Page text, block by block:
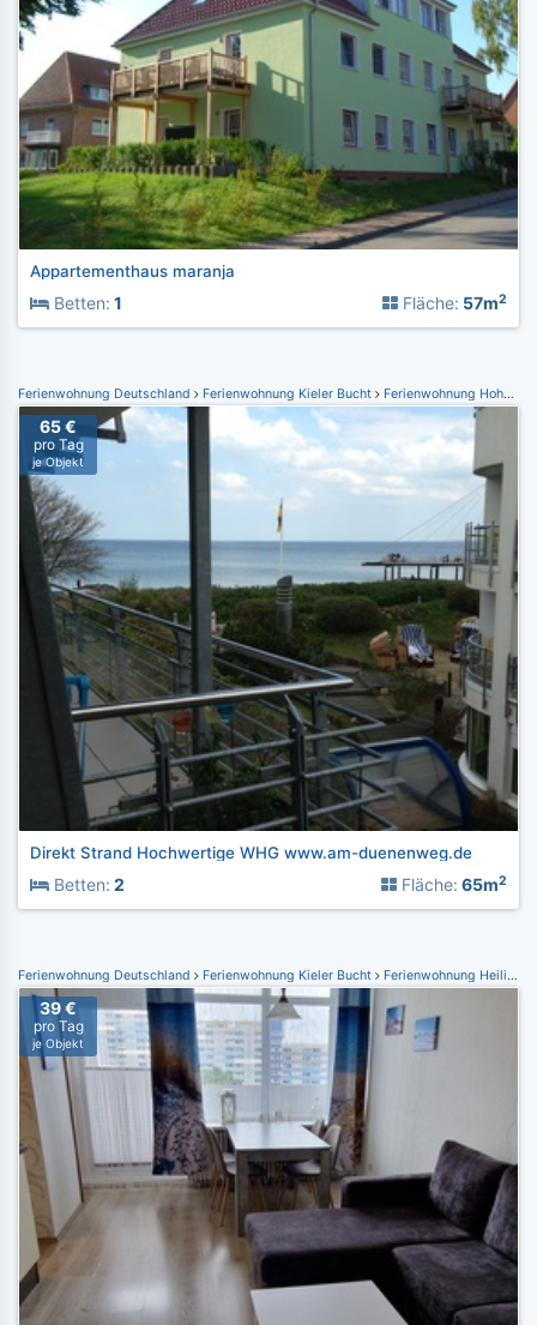
Appartementhaus maranja
Betten: 1 Fläche: 57m2
Ferienwohnung Deutschland Ferienwohnung Kieler Bucht Ferienwohnung Hohwacht
65 €
pro Tag
je Objekt
Direkt Strand Hochwertige WHG www.am-duenenweg.de
Betten: 2 Fläche: 65m2
Ferienwohnung Deutschland Ferienwohnung Kieler Bucht Ferienwohnung Heiligenhafen
39 €
pro Tag
je Objekt